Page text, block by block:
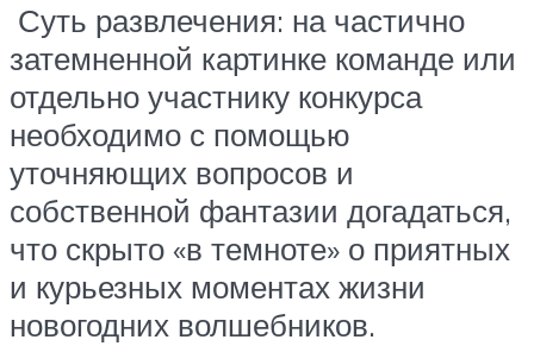
Суть развлечения: на частично
затемненной картинке команде или
отдельно участнику конкурса
необходимо с помощью
уточняющих вопросов и
собственной фантазии догадаться,
что скрыто «в темноте» о приятных
и курьезных моментах жизни
новогодних волшебников.